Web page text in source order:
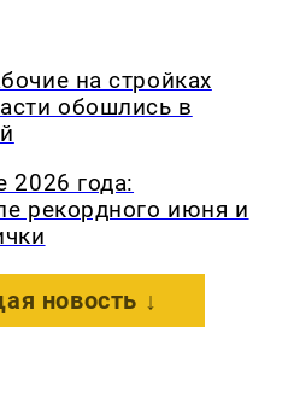
на стройках
обошлись в
2026 года:
рекордного июня и
новость ↓